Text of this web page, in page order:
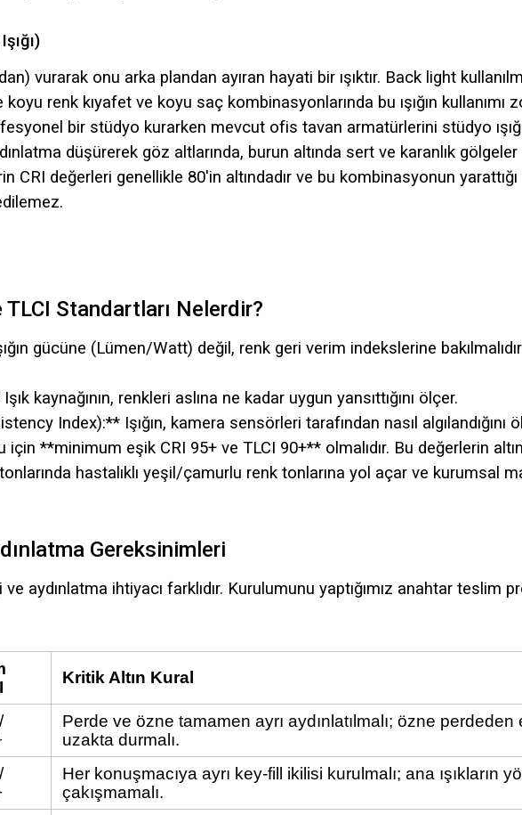
vurarak onu arka plandan ayıran hayati bir ışıktır. Back light
renk kıyafet ve koyu saç kombinasyonlarında bu ışığın kullanımı
bir stüdyo kurarken mevcut ofis tavan armatürlerini stüdyo
düşürerek göz altlarında, burun altında sert ve karanlık
CRI değerleri genellikle 80'in altındadır ve bu kombinasyonun yarattığı
TLCI Standartları Nelerdir?
gücüne (Lümen/Watt) değil, renk geri verim indekslerine
kaynağının, renkleri aslına ne kadar uygun yansıttığını ölçer.
Index):** Işığın, kamera sensörleri tarafından nasıl algılandığını
**minimum eşik CRI 95+ ve TLCI 90+** olmalıdır. Bu değerlerin
hastalıklı yeşil/çamurlu renk tonlarına yol açar ve kurumsal
Gereksinimleri
aydınlatma ihtiyacı farklıdır. Kurulumunu yaptığımız anahtar teslim
Kritik Altın Kural
Perde ve özne tamamen ayrı aydınlatılmalı; özne
uzakta durmalı.
Her konuşmacıya ayrı key-fill ikilisi kurulmalı; ana ışıkların
çakışmamalı.